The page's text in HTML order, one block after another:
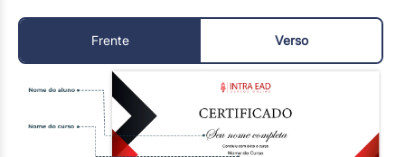
Frente Verso